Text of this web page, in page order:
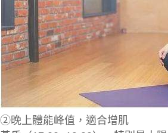
②晚上體能峰值，適合增肌